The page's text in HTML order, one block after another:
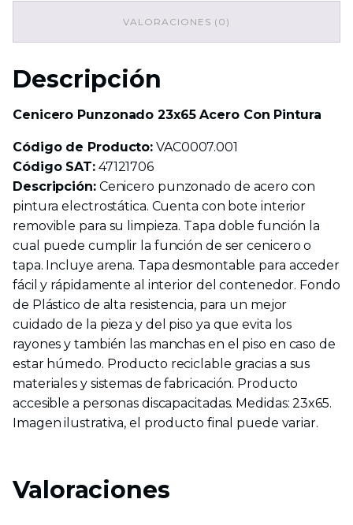
VALORACIONES (0)
Descripción
Cenicero Punzonado 23x65 Acero Con Pintura
Código de Producto: VAC0007.001
Código SAT:47121706
Descripción:Cenicero punzonado de acero con
pintura electrostática. Cuenta con bote interior
removible para su limpieza. Tapa doble función la
cual puede cumplir la función de ser cenicero o
tapa. Incluye arena. Tapa desmontable para acceder
fácil y rápidamente al interior del contenedor. Fondo
de Plástico de alta resistencia, para un mejor
cuidado de la pieza y del piso ya que evita los
rayones y también las manchas en el piso en caso de
estar húmedo. Producto reciclable gracias a sus
materiales y sistemas de fabricación. Producto
accesible a personas discapacitadas. Medidas: 23x65.
Imagen ilustrativa, el producto final puede variar.
Valoraciones